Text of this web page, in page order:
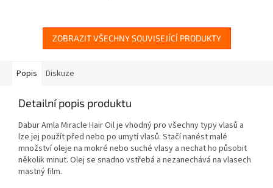
ZOBRAZIT VŠECHNY SOUVISEJÍCÍ PRODUKTY
Popis Diskuze
Detailní popis produktu
Dabur Amla Miracle Hair Oil je vhodný pro všechny typy vlasů a
lze jej použít před nebo po umytí vlasů. Stačí nanést malé
množství oleje na mokré nebo suché vlasy a nechat ho působit
několik minut. Olej se snadno vstřebá a nezanechává na vlasech
mastný film.